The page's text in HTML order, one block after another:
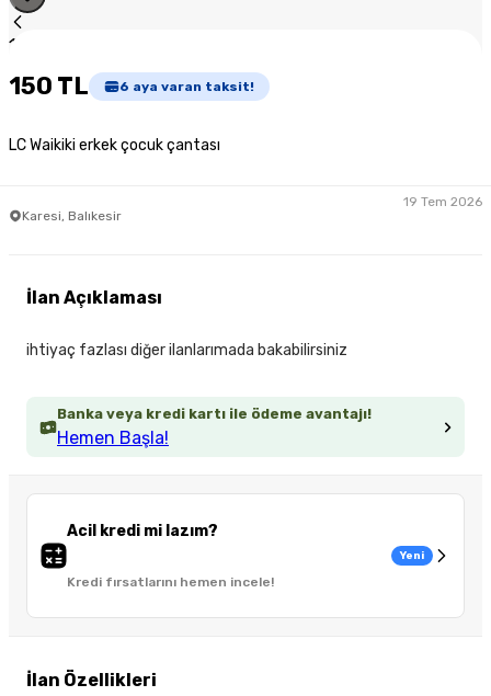
1
150 TL 6 aya varan taksit!
LC Waikiki erkek çocuk çantası
Karesi, Balıkesir
19 Tem 2026
Banka veya kredi kartı ile ödeme avantajı!
Hemen Başla!
Acil kredi mi lazım?
Kredi fırsatlarını hemen incele!
Yeni
İlan Özellikleri
İlan Açıklaması
ihtiyaç fazlası diğer ilanlarımada bakabilirsiniz